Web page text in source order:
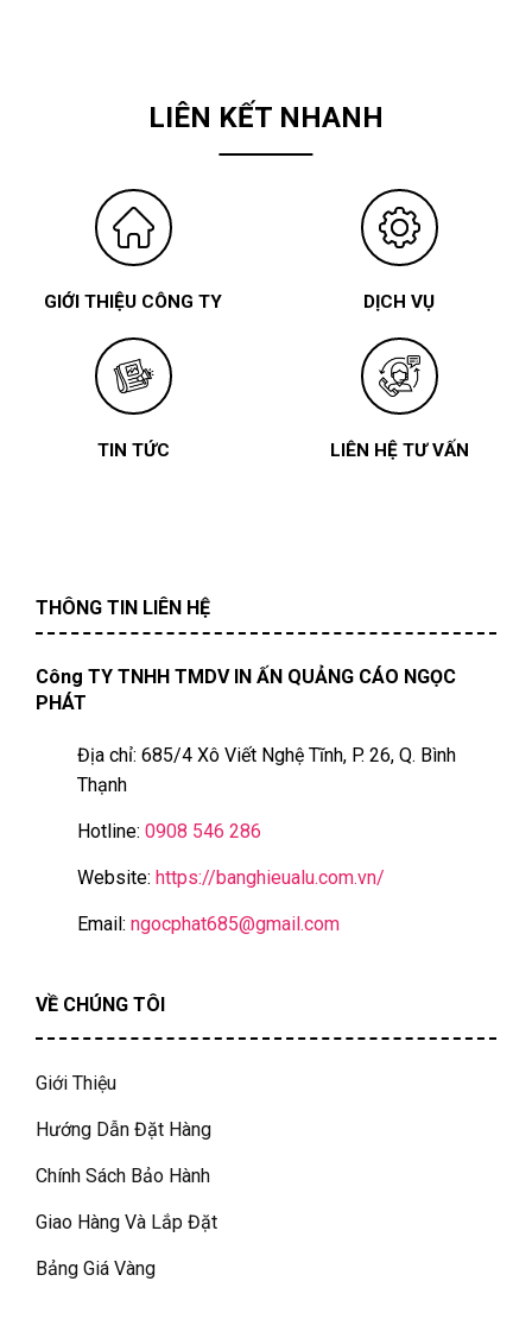
LIÊN KẾT NHANH
GIỚI THIỆU CÔNG TY DỊCH VỤ
TIN TỨC LIÊN HỆ TƯ VẤN
THÔNG TIN LIÊN HỆ
Công TY TNHH TMDV IN ẤN QUẢNG CÁO NGỌC
PHÁT
Địa chỉ: 685/4 Xô Viết Nghệ Tĩnh, P. 26, Q. Bình
Thạnh
Hotline: 0908 546 286
Website: https://banghieualu.com.vn/
Email: ngocphat685@gmail.com
VỀ CHÚNG TÔI
Giới Thiệu
Hướng Dẫn Đặt Hàng
Chính Sách Bảo Hành
Giao Hàng Và Lắp Đặt
Bảng Giá Vàng